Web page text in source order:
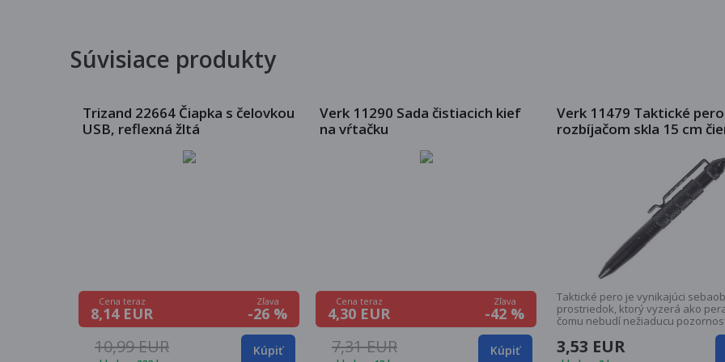
Súvisiace produkty
Trizand 22664 Čiapka s čelovkou
USB, reflexná žltá
Cena teraz
8,14 EUR
Zľava
-26 %
10,99 EUR Kúpiť
Verk 11290 Sada čistiacich kief
na vŕtačku
Cena teraz
4,30 EUR
Zľava
-42 %
7,31 EUR Kúpiť
Verk 11479 Taktické
rozbíjačom skla 15 cm
Taktické pero je vynikajúci
prostriedok, ktorý vyzerá ako
čomu nebudí nežiaducu
ho tak mať kedykoľvek pri sebe,
nepatrične ani vo vrecku na saku
prípade potreby sa s ním môžete
3,53 EUR